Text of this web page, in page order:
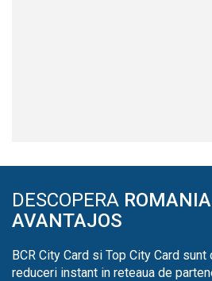
DESCOPERA
AVANTAJOS
BCR City Card si Top City Card
reduceri instant in reteaua de